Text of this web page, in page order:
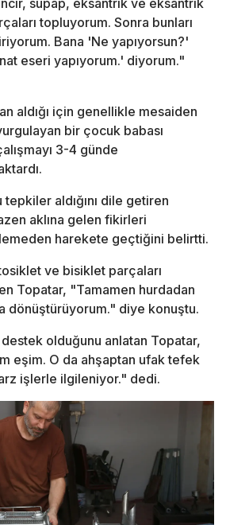
topluyorum. Sonra bunları
Bana 'Ne yapıyorsun?'
eseri yapıyorum.' diyorum."
aldığı için genellikle mesaiden
bir çocuk babası
3-4 günde
aldığını dile getiren
aklına gelen fikirleri
harekete geçtiğini belirtti.
ve bisiklet parçaları
Topatar, "Tamamen hurdadan
dönüştürüyorum." diye konuştu.
olduğunu anlatan Topatar,
eşim. O da ahşaptan ufak tefek
işlerle ilgileniyor." dedi.